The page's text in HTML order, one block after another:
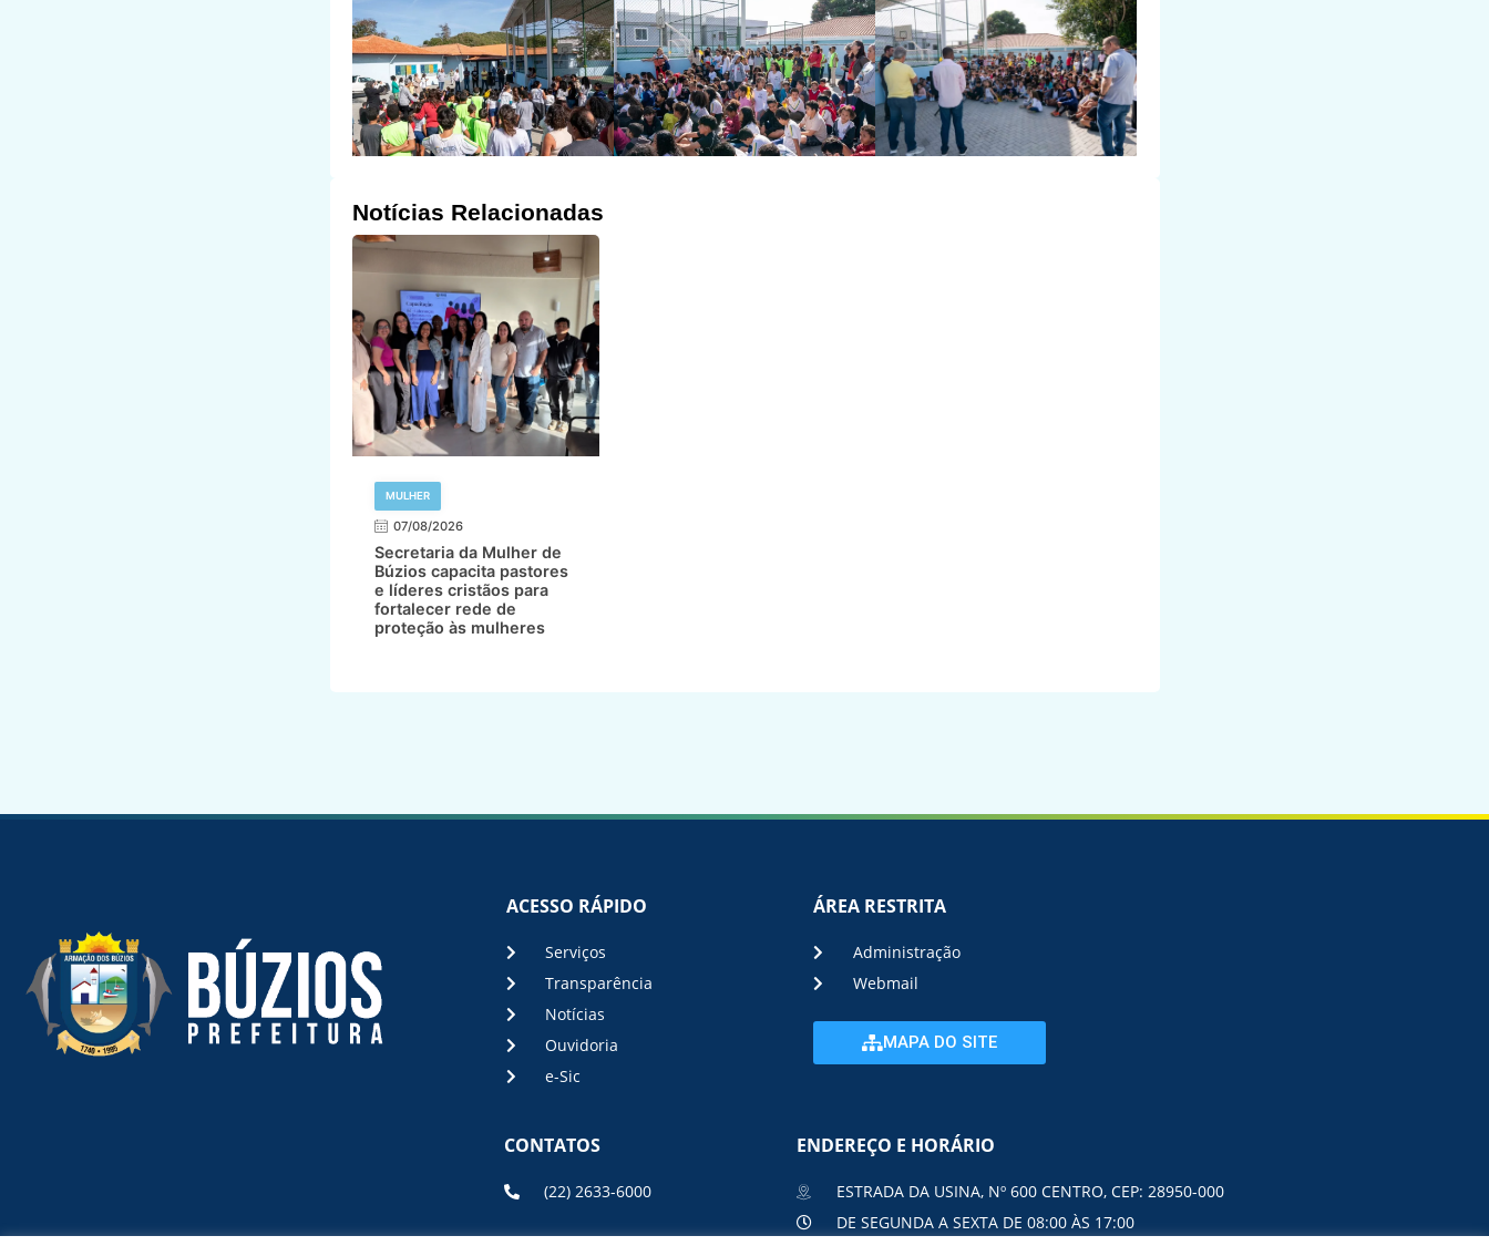
Notícias Relacionadas
MULHER
07/08/2026
Secretaria da Mulher de
Búzios capacita pastores
e líderes cristãos para
fortalecer rede de
proteção às mulheres
ACESSO RÁPIDO
Serviços
Transparência
Notícias
Ouvidoria
e-Sic
ÁREA RESTRITA
Administração
Webmail
MAPA DO SITE
CONTATOS
(22) 2633-6000
ENDEREÇO E HORÁRIO
ESTRADA DA USINA, Nº 600 CENTRO, CEP: 28950-000
DE SEGUNDA A SEXTA DE 08:00 ÀS 17:00